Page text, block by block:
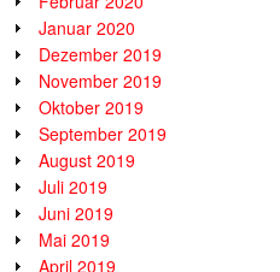
Januar 2020
Dezember 2019
November 2019
Oktober 2019
September 2019
August 2019
Juli 2019
Juni 2019
Mai 2019
April 2019